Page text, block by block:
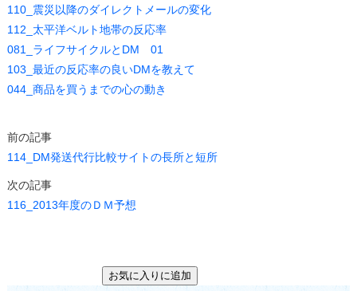
110_震災以降のダイレクトメールの変化
112_太平洋ベルト地帯の反応率
081_ライフサイクルとDM 01
103_最近の反応率の良いDMを教えて
044_商品を買うまでの心の動き
前の記事
114_DM発送代行比較サイトの長所と短所
次の記事
116_2013年度のＤＭ予想